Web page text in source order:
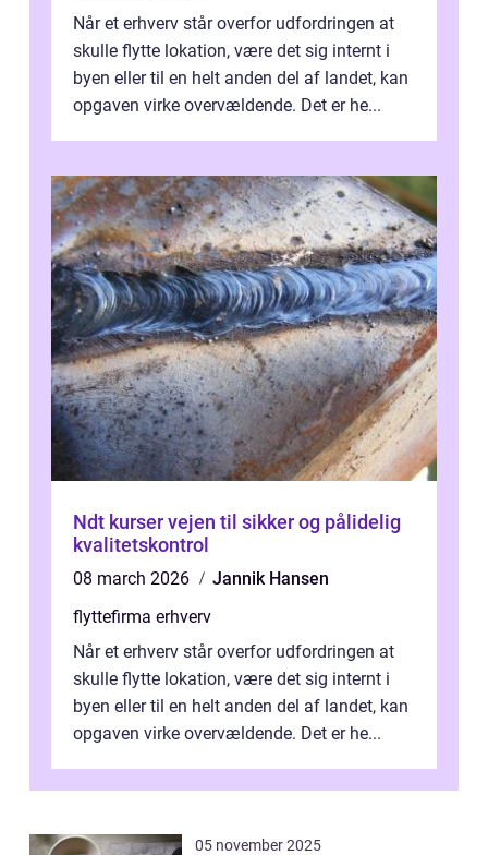
Når et erhverv står overfor udfordringen at
skulle flytte lokation, være det sig internt i
byen eller til en helt anden del af landet, kan
opgaven virke overvældende. Det er he...
Ndt kurser vejen til sikker og pålidelig
kvalitetskontrol
08 march 2026
Jannik Hansen
flyttefirma erhverv
Når et erhverv står overfor udfordringen at
skulle flytte lokation, være det sig internt i
byen eller til en helt anden del af landet, kan
opgaven virke overvældende. Det er he...
05 november 2025